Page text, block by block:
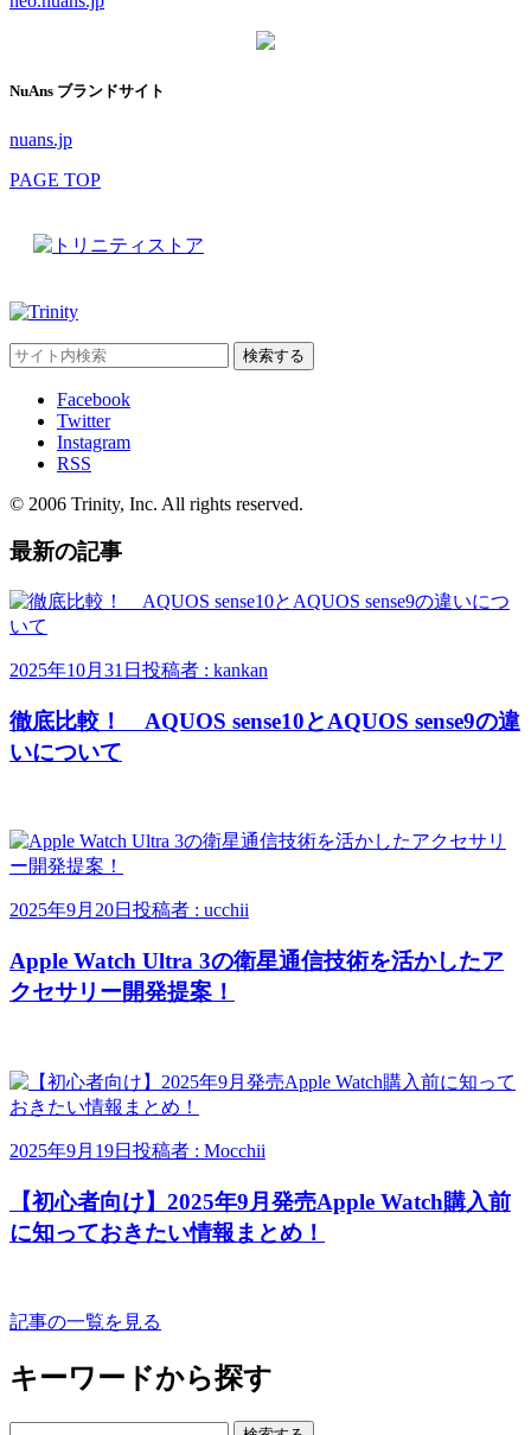
NuAns ブランドサイト
nuans.jp
PAGE TOP
Facebook
Twitter
Instagram
RSS
© 2006 Trinity, Inc. All rights reserved.
最新の記事
2025年10月31日 投稿者 : kankan
徹底比較！ AQUOS sense10とAQUOS sense9の違
いについて
2025年9月20日 投稿者 : ucchii
Apple Watch Ultra 3の衛星通信技術を活かしたア
クセサリー開発提案！
2025年9月19日 投稿者 : Mocchii
【初心者向け】2025年9月発売Apple Watch購入前
に知っておきたい情報まとめ！
記事の一覧を見る
キーワードから探す